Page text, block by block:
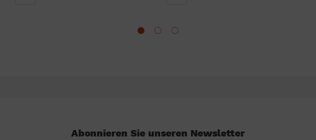
Abonnieren Sie unseren Newsletter